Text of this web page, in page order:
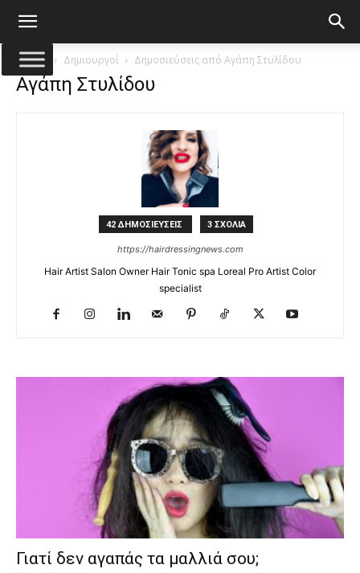
Αρχική Δημιουργοί Δημοσιεύσεις από Αγάπη Στυλίδου
Αγάπη Στυλίδου
42 ΔΗΜΟΣΙΕΥΣΕΙΣ 3 ΣΧΟΛΙΑ
https://hairdressingnews.com
Hair Artist Salon Owner Hair Tonic spa Loreal Pro Artist Color
specialist
Γιατί δεν αγαπάς τα μαλλιά σου;